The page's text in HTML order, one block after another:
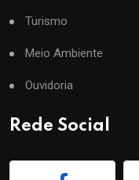
Turismo
Meio Ambiente
Ouvidoria
Rede Social